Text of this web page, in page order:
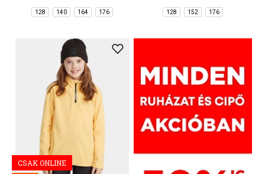
128 140 164 176 128 152 176
CSAK ONLINE